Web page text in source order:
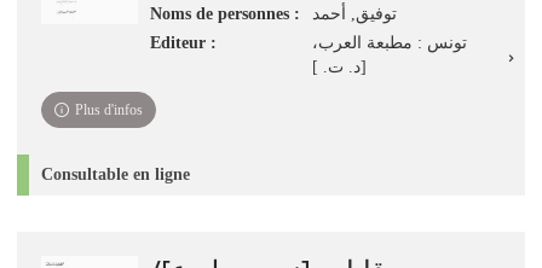
Noms de personnes :
توفيق, أحمد
Editeur :
تونس : مطبعة العرب،
[د. ت. ]
Plus d'infos
Consultable en ligne